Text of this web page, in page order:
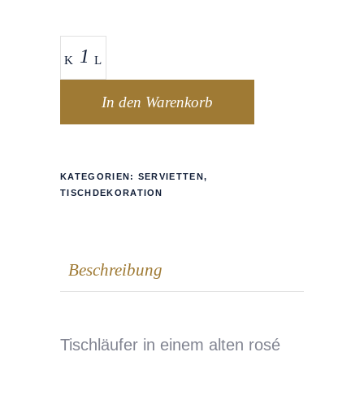
In den Warenkorb
KATEGORIEN: SERVIETTEN,
TISCHDEKORATION
Beschreibung
Tischläufer in einem alten rosé